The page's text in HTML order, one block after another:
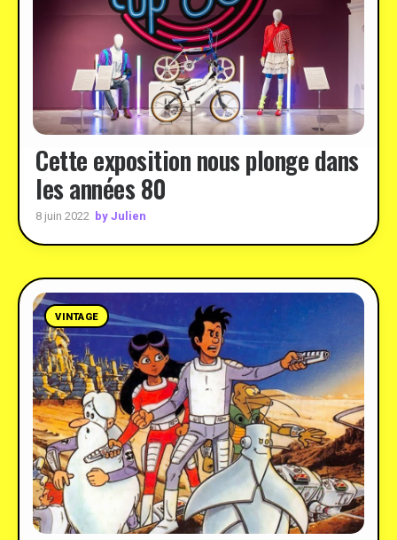
Cette exposition nous plonge dans
les années 80
8 juin 2022 by Julien
VINTAGE